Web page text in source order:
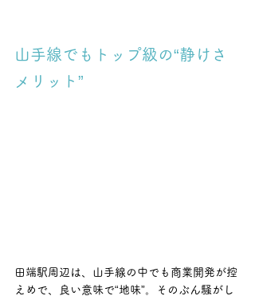
山手線でもトップ級の“静けさ
メリット”
田端駅周辺は、山手線の中でも商業開発が控
えめで、良い意味で“地味”。そのぶん騒がし